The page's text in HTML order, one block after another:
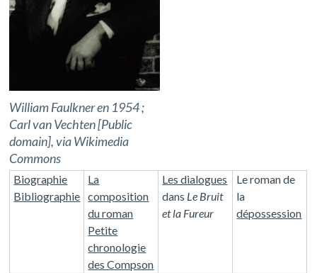
William Faulkner en 1954 ;
Carl van Vechten [Public
domain], via Wikimedia
Commons
Biographie
Bibliographie
La
composition
du roman
Petite
chronologie
des Compson
Les dialogues
dans Le Bruit
et la Fureur
Le roman de
la
dépossession